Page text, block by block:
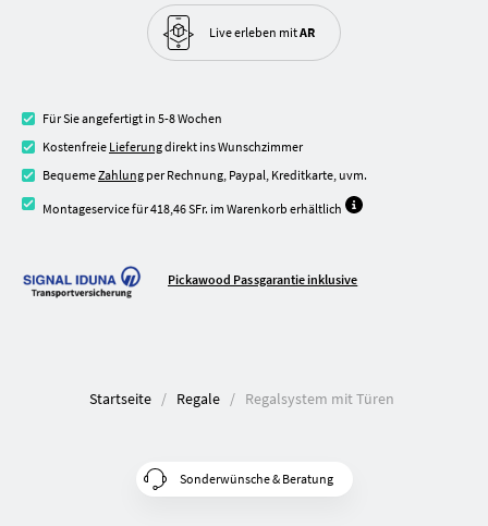
Live erleben mitAR
Für Sie angefertigt in 5-8 Wochen
Kostenfreie Lieferungdirekt ins Wunschzimmer
BequemeZahlung per Rechnung, Paypal, Kreditkarte, uvm.
Montageservice für 418,46 SFr. im Warenkorb erhältlich
Pickawood Passgarantie inklusive
Startseite Regale Regalsystem mit Türen
Sonderwünsche & Beratung